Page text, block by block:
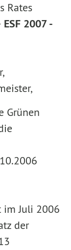
Rates
2007 -
Grünen
im Juli 2006
der